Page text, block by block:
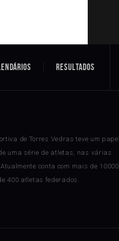
Resultados
de Torres Vedras teve um papel
uma série de atletas, nas várias
conta com mais de 10000
400 atletas federados.